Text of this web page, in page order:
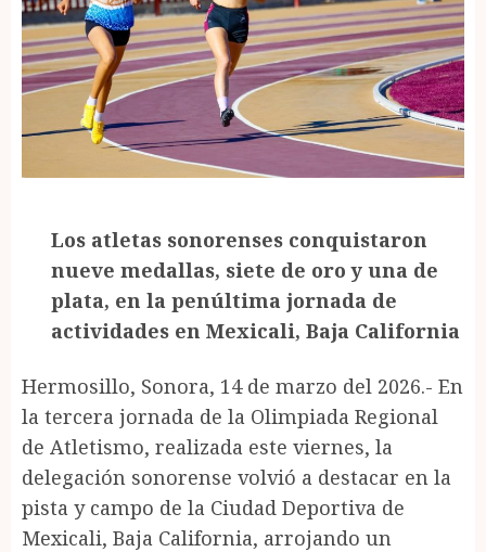
Los atletas sonorenses conquistaron
nueve medallas, siete de oro y una de
plata, en la penúltima jornada de
actividades en Mexicali, Baja California
Hermosillo, Sonora, 14 de marzo del 2026.- En
la tercera jornada de la Olimpiada Regional
de Atletismo, realizada este viernes, la
delegación sonorense volvió a destacar en la
pista y campo de la Ciudad Deportiva de
Mexicali, Baja California, arrojando un